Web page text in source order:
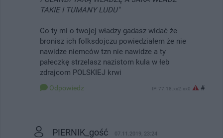
TAKIE I TUMANY LUDU"
Co ty mi o twojej władzy gadasz widać że
bronisz ich folksdojczu powiedziałem że nie
nawidze niemców tzn nie nawidze a ty
pałeczkę strzelasz nazistom kula w łeb
zdrajcom POLSKIEJ krwi
Odpowiedz IP: 77.18.xx2.xx0 #
PIERNIK_gość 07.11.2019, 23:24